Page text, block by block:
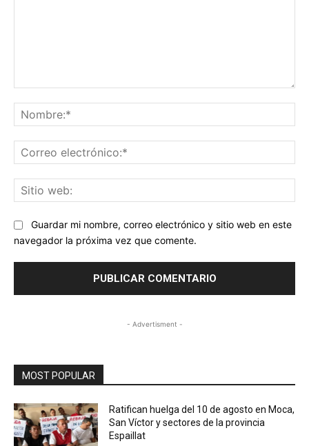
Guardar mi nombre, correo electrónico y sitio web en este
navegador la próxima vez que comente.
- Advertisment -
MOST POPULAR
Ratifican huelga del 10 de agosto en Moca,
San Víctor y sectores de la provincia
Espaillat